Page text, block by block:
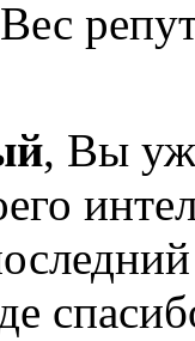
Вес
, Вы